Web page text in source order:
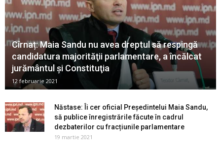
Cîrnaț: Maia Sandu nu avea dreptul să respingă
candidatura majorităţii parlamentare, a încălcat
jurământul şi Constituţia
12 februarie 2021
Năstase: Îi cer oficial Președintelui Maia Sandu,
să publice înregistrările făcute în cadrul
dezbaterilor cu fracțiunile parlamentare
19 martie 2021